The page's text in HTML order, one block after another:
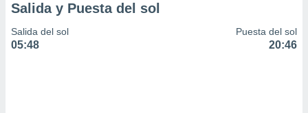
Salida y Puesta del sol
Salida del sol
05:48
Puesta del sol
20:46